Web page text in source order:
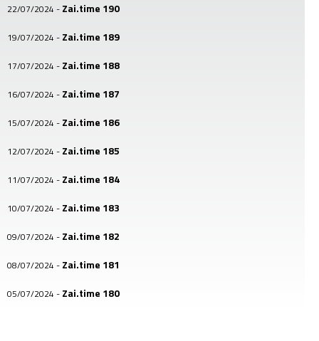
22/07/2024 - Zai.time 190
19/07/2024 - Zai.time 189
17/07/2024 - Zai.time 188
16/07/2024 - Zai.time 187
15/07/2024 - Zai.time 186
12/07/2024 - Zai.time 185
11/07/2024 - Zai.time 184
10/07/2024 - Zai.time 183
09/07/2024 - Zai.time 182
08/07/2024 - Zai.time 181
05/07/2024 - Zai.time 180